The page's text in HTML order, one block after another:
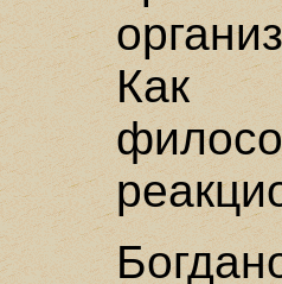
Как